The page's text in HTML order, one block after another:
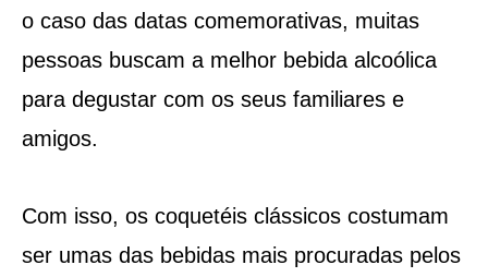
o caso das datas comemorativas, muitas
pessoas buscam a melhor bebida alcoólica
para degustar com os seus familiares e
amigos.
Com isso, os coquetéis clássicos costumam
ser umas das bebidas mais procuradas pelos